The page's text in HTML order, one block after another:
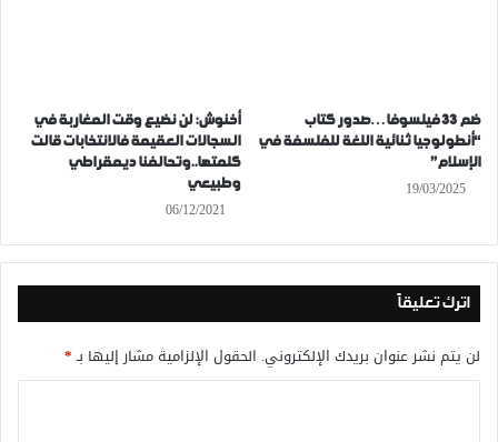
ضم 33 فيلسوفا…صدور كتاب
“أنطولوجيا ثنائية اللغة للفلسفة في
الإسلام”
19/03/2025
أخنوش: لن نضيع وقت المغاربة في
السجالات العقيمة فالانتخابات قالت
كلمتها..وتحالفنا ديمقراطي
وطبيعي
06/12/2021
اترك تعليقاً
لن يتم نشر عنوان بريدك الإلكتروني. الحقول الإلزامية مشار إليها بـ*